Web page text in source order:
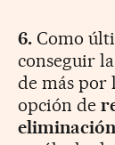
6.Como
conseguir
de más por
opción de